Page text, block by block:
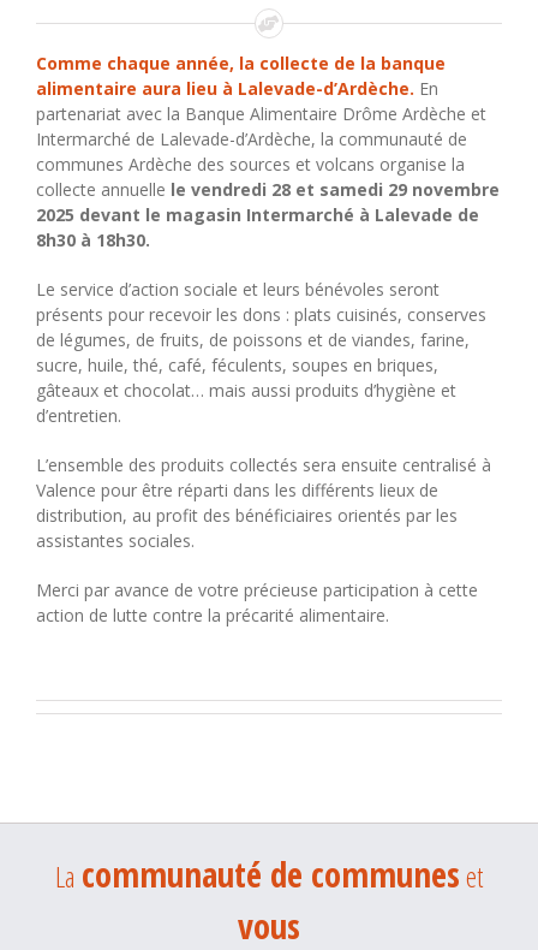
Comme chaque année, la collecte de la banque
alimentaire aura lieu à Lalevade-d’Ardèche. En
partenariat avec la Banque Alimentaire Drôme Ardèche et
Intermarché de Lalevade-d’Ardèche, la communauté de
communes Ardèche des sources et volcans organise la
collecte annuelle le vendredi 28 et samedi 29 novembre
2025 devant le magasin Intermarché à Lalevade de
8h30 à 18h30.
Le service d’action sociale et leurs bénévoles seront
présents pour recevoir les dons : plats cuisinés, conserves
de légumes, de fruits, de poissons et de viandes, farine,
sucre, huile, thé, café, féculents, soupes en briques,
gâteaux et chocolat… mais aussi produits d’hygiène et
d’entretien.
L’ensemble des produits collectés sera ensuite centralisé à
Valence pour être réparti dans les différents lieux de
distribution, au profit des bénéficiaires orientés par les
assistantes sociales.
Merci par avance de votre précieuse participation à cette
action de lutte contre la précarité alimentaire.
La communauté de communeset
vous